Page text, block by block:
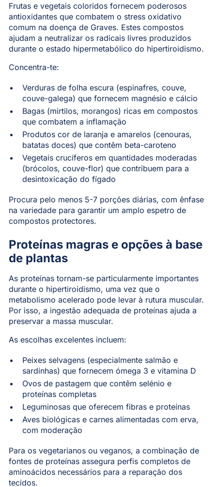
Frutas e vegetais coloridos fornecem poderosos
antioxidantes que combatem o stress oxidativo
comum na doença de Graves. Estes compostos
ajudam a neutralizar os radicais livres produzidos
durante o estado hipermetabólico do hipertiroidismo.
Concentra-te:
Verduras de folha escura (espinafres, couve,
couve-galega) que fornecem magnésio e cálcio
Bagas (mirtilos, morangos) ricas em compostos
que combatem a inflamação
Produtos cor de laranja e amarelos (cenouras,
batatas doces) que contêm beta-caroteno
Vegetais crucíferos em quantidades moderadas
(brócolos, couve-flor) que contribuem para a
desintoxicação do fígado
Procura pelo menos 5-7 porções diárias, com ênfase
na variedade para garantir um amplo espetro de
compostos protectores.
Proteínas magras e opções à base
de plantas
As proteínas tornam-se particularmente importantes
durante o hipertiroidismo, uma vez que o
metabolismo acelerado pode levar à rutura muscular.
Por isso, a ingestão adequada de proteínas ajuda a
preservar a massa muscular.
As escolhas excelentes incluem:
Peixes selvagens (especialmente salmão e
sardinhas) que fornecem ómega 3 e vitamina D
Ovos de pastagem que contêm selénio e
proteínas completas
Leguminosas que oferecem fibras e proteínas
Aves biológicas e carnes alimentadas com erva,
com moderação
Para os vegetarianos ou veganos, a combinação de
fontes de proteínas assegura perfis completos de
aminoácidos necessários para a reparação dos
tecidos.